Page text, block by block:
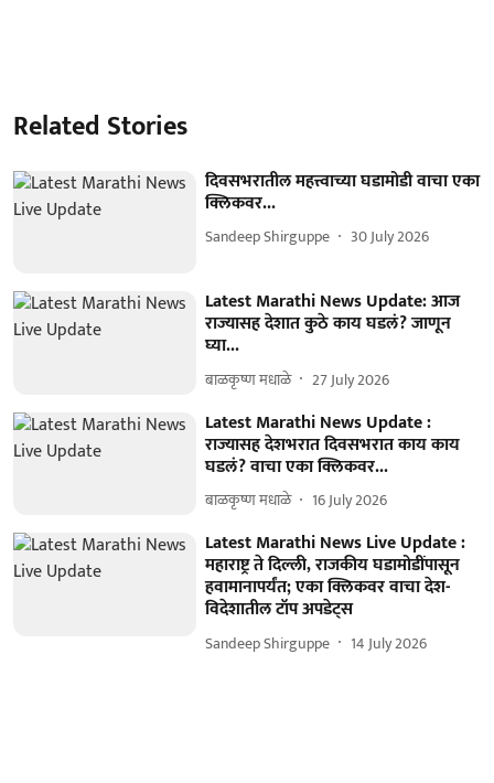
Related Stories
दिवसभरातील महत्त्वाच्या घडामोडी वाचा एका
क्लिकवर...
Sandeep Shirguppe 30 July 2026
Latest Marathi News Update: आज
राज्यासह देशात कुठे काय घडलं? जाणून
घ्या...
बाळकृष्ण मधाळे 27 July 2026
Latest Marathi News Update :
राज्यासह देशभरात दिवसभरात काय काय
घडलं? वाचा एका क्लिकवर...
बाळकृष्ण मधाळे 16 July 2026
Latest Marathi News Live Update :
महाराष्ट्र ते दिल्ली, राजकीय घडामोडींपासून
हवामानापर्यंत; एका क्लिकवर वाचा देश-
विदेशातील टॉप अपडेट्स
Sandeep Shirguppe 14 July 2026